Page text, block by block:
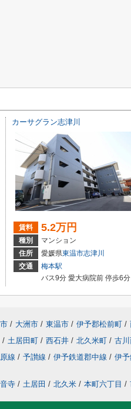
カーサグラン志津川
賃料 5.2万円
種別
マンション
住所
愛媛県東温市志津川
交通
梅本駅
バス9分 愛大病院前 停歩6分
/ 大洲市 / 東温市 / 伊予郡松前町 /
/ 土居田町 / 西石井 / 北久米町 / 古
線 / 予讃線 / 伊予鉄道郡中線 / 伊
寺 / 土居田 / 北久米 / 本町六丁目 /